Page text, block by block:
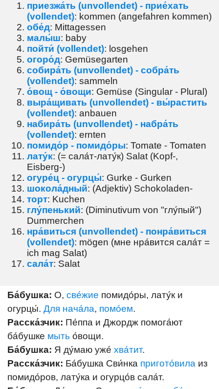
приезжа́ть (unvollendet) - прие́хать
(vollendet): kommen (angefahren kommen)
обе́д: Mittagessen
малы́ш: baby
пойти́ (vollendet): losgehen
огоро́д: Gemüsegarten
собира́ть (unvollendet) - собра́ть
(vollendet): sammeln
о́вощ - о́вощи: Gemüse (Singular - Plural)
выра́щивать (unvollendet) - вы́растить
(vollendet): anbauen
набира́ть (unvollendet) - набра́ть
(vollendet): ernten
помидо́р - помидо́ры: Tomate - Tomaten
лату́к: (= сала́т-лату́к) Salat (Kopf-,
Eisberg-)
огуре́ц - огурцы́: Gurke - Gurken
шокола́дный: (Adjektiv) Schokoladen-
торт: Kuchen
глу́пенький: (Diminutivum von "глу́пый")
Dummerchen
нра́виться (unvollendet) - понра́виться
(vollendet): mögen (мне нра́вится сала́т =
ich mag Salat)
сала́т: Salat
Ба́бушка: О, све́жие помидо́ры, лату́к и
огурцы́. Для нача́ла, помо́ем.
Расска́зчик: Пе́ппа и Джордж помога́ют
ба́бушке мыть о́вощи.
Ба́бушка: Я ду́маю уже́ хва́тит.
Расска́зчик: Ба́бушка Сви́нка пригото́вила из
помидо́ров, лату́ка и огурцо́в сала́т.